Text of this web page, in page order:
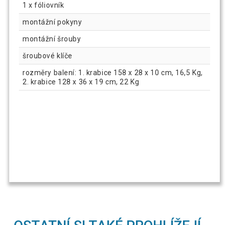
1 x fóliovník
montážní pokyny
montážní šrouby
šroubové klíče
rozměry balení: 1. krabice 158 x 28 x 10 cm, 16,5 Kg,
2. krabice 128 x 36 x 19 cm, 22 Kg